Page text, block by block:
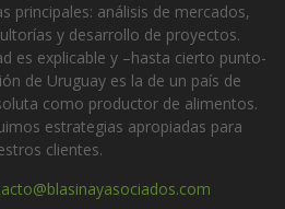
principales: análisis de mercados,
y desarrollo de proyectos.
es explicable y –hasta cierto punto-
de Uruguay es la de un país de
como productor de alimentos.
estrategias apropiadas para
clientes.